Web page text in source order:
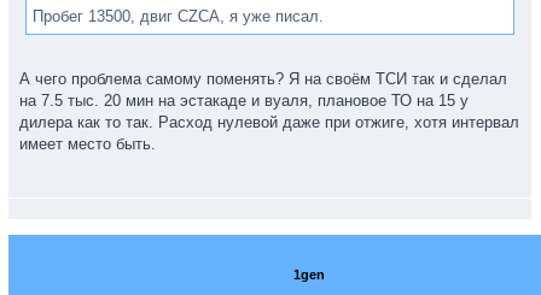
Пробег 13500, двиг CZCA, я уже писал.
А чего проблема самому поменять? Я на своём ТСИ так и сделал
на 7.5 тыс. 20 мин на эстакаде и вуаля, плановое ТО на 15 у
дилера как то так. Расход нулевой даже при отжиге, хотя интервал
имеет место быть.
1gen